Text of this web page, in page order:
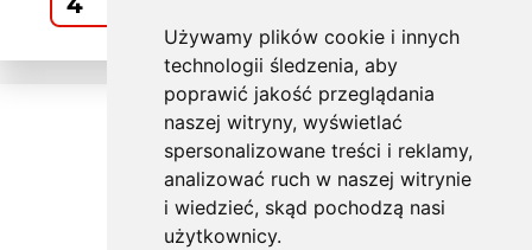
Używamy plików cookie i innych
technologii śledzenia, aby
poprawić jakość przeglądania
naszej witryny, wyświetlać
spersonalizowane treści i reklamy,
analizować ruch w naszej witrynie
i wiedzieć, skąd pochodzą nasi
użytkownicy.